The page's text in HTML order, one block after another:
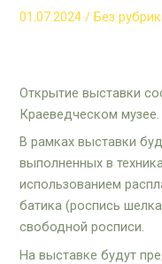
01.07.2024/Без
Открытие выставки
Краеведческом музее.
В рамках выставки
выполненных в
использованием
батика (роспись
свободной росписи.
На выставке будут